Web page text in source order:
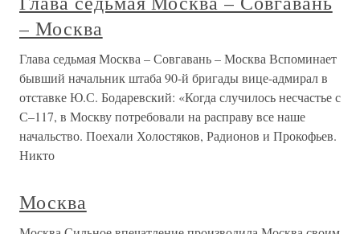
– Москва
Глава седьмая Москва – Совгавань – Москва Вспоминает
бывший начальник штаба 90-й бригады вице-адмирал в
отставке Ю.С. Бодаревский: «Когда случилось несчастье с
С–117, в Москву потребовали на расправу все наше
начальство. Поехали Холостяков, Радионов и Прокофьев.
Никто
Москва